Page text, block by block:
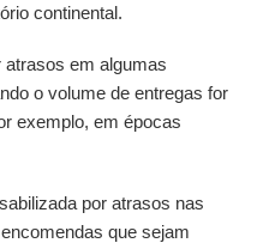
continental.
atrasos em algumas
o volume de entregas for
exemplo, em épocas
por atrasos nas
que sejam